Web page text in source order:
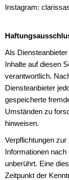
Instagram:
Als
Inhalte auf diesen
verantwortlich.
Diensteanbieter
gespeicherte
Umständen zu
hinweisen.
Verpflichtungen
Informationen
unberührt. Eine
Zeitpunkt der